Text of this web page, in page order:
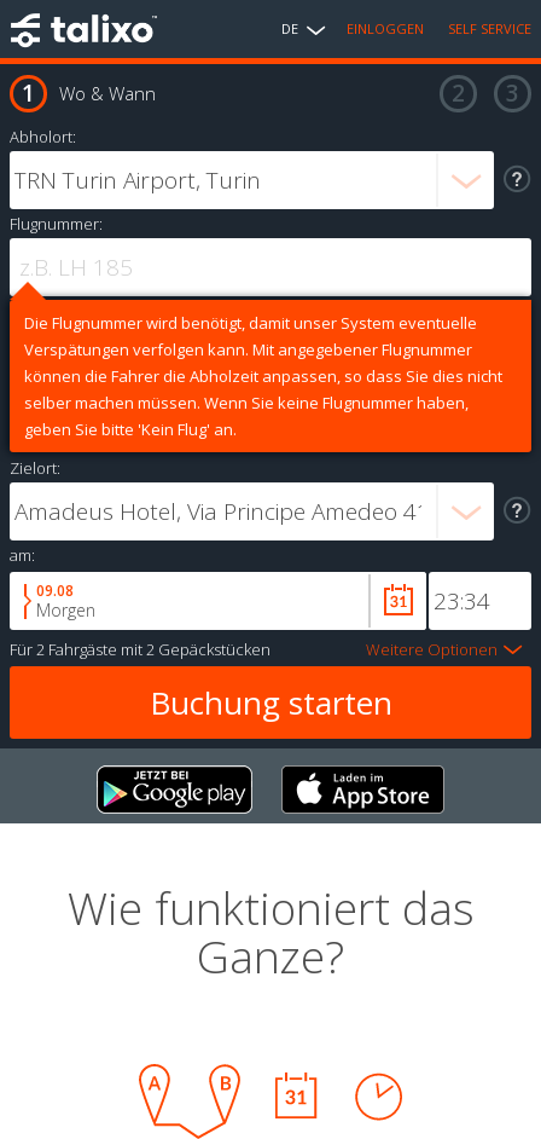
DE EINLOGGEN SELF SERVICE
Wo & Wann
Abholort:
Flugnummer:
Die Flugnummer wird benötigt, damit unser System eventuelle
Verspätungen verfolgen kann. Mit angegebener Flugnummer
können die Fahrer die Abholzeit anpassen, so dass Sie dies nicht
selber machen müssen. Wenn Sie keine Flugnummer haben,
geben Sie bitte 'Kein Flug' an.
Zielort:
am:
09.08
Morgen
Für2 Fahrgäste mit2 Gepäckstücken Weitere Optionen
Wie funktioniert das
Ganze?